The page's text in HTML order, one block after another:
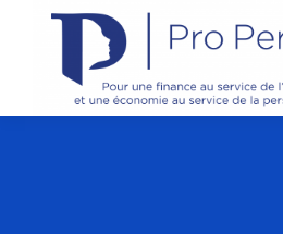
Panneau de gestion des cookies